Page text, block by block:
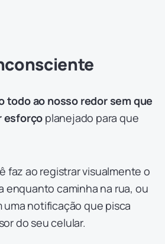
todo ao nosso redor sem que
esforço planejado para que
faz ao registrar visualmente o
enquanto caminha na rua, ou
uma notificação que pisca
do seu celular.